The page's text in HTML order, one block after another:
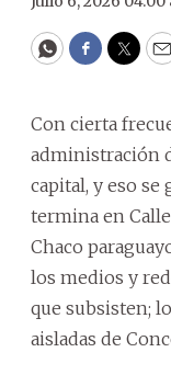
WhatsApp
Con cierta
administración
capital, y eso se
termina en
Chaco
los medios y
que subsisten;
aisladas de